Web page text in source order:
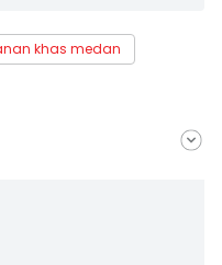
khas medan